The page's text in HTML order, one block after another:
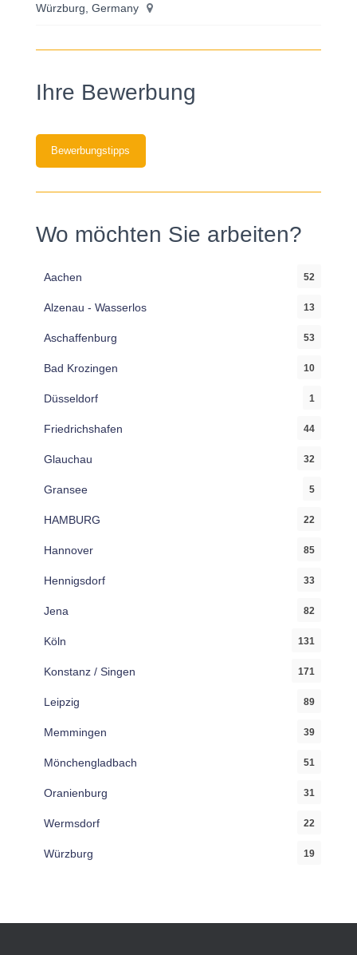
Würzburg, Germany
Ihre Bewerbung
Bewerbungstipps
Wo möchten Sie arbeiten?
Aachen 52
Alzenau - Wasserlos 13
Aschaffenburg 53
Bad Krozingen 10
Düsseldorf 1
Friedrichshafen 44
Glauchau 32
Gransee 5
HAMBURG 22
Hannover 85
Hennigsdorf 33
Jena 82
Köln 131
Konstanz / Singen 171
Leipzig 89
Memmingen 39
Mönchengladbach 51
Oranienburg 31
Wermsdorf 22
Würzburg 19